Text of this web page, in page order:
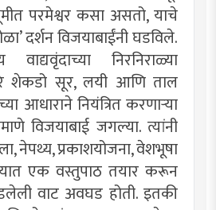
परमेश्वर कसा असतो, याचे
दर्शन विजयाबाईंनी घडविले.
निरनिराळ्या
शेकडो सूर, लयी आणि ताल
आधाराने नियंत्रित करणार्‍या
विजयाबाई जगल्या. त्यांनी
नेपथ्य, प्रकाशयोजना, वेशभूषा
एक वस्तुपाठ तयार करून
वाट अवघड होती. इतकी